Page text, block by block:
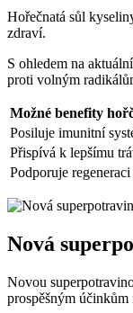
Hořečnatá sůl
zdraví.
S ohledem na
proti volným
Možné benefity
Posiluje imunitní
Přispívá k lepšímu
Podporuje
Nová
Novou
prospěšným